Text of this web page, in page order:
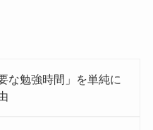
な勉強時間」を単純に